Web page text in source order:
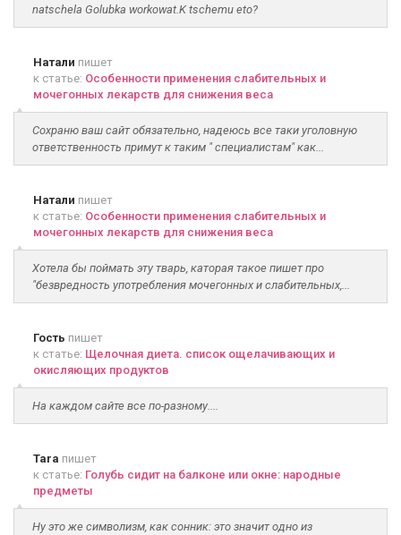
natschela Golubka workowat.K tschemu eto?
Натали пишет
к статье: Особенности применения слабительных и
мочегонных лекарств для снижения веса
Сохраню ваш сайт обязательно, надеюсь все таки уголовную
ответственность примут к таким " специалистам" как...
Натали пишет
к статье: Особенности применения слабительных и
мочегонных лекарств для снижения веса
Хотела бы поймать эту тварь, каторая такое пишет про
"безвредность употребления мочегонных и слабительных,...
Гость пишет
к статье: Щелочная диета. список ощелачивающих и
окисляющих продуктов
На каждом сайте все по-разному....
Tara пишет
к статье: Голубь сидит на балконе или окне: народные
предметы
Ну это же символизм, как сонник: это значит одно из